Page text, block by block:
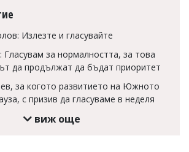
Излезте и гласувайте
за нормалността, за това
да продължат да бъдат приоритет
за когото развитието на Южното
с призив да гласуваме в неделя
виж още